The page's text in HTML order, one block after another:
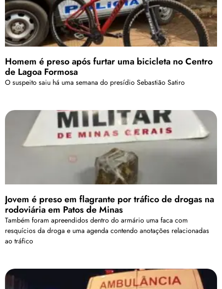
Homem é preso após furtar uma bicicleta no Centro
de Lagoa Formosa
O suspeito saiu há uma semana do presídio Sebastião Satiro
Jovem é preso em flagrante por tráfico de drogas na
rodoviária em Patos de Minas
Também foram apreendidos dentro do armário uma faca com
resquícios da droga e uma agenda contendo anotações relacionadas
ao tráfico